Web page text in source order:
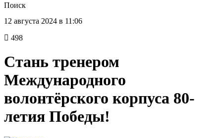
Поиск
12 августа 2024 в 11:06
498
Стань тренером
Международного
волонтёрского корпуса 80-
летия Победы!